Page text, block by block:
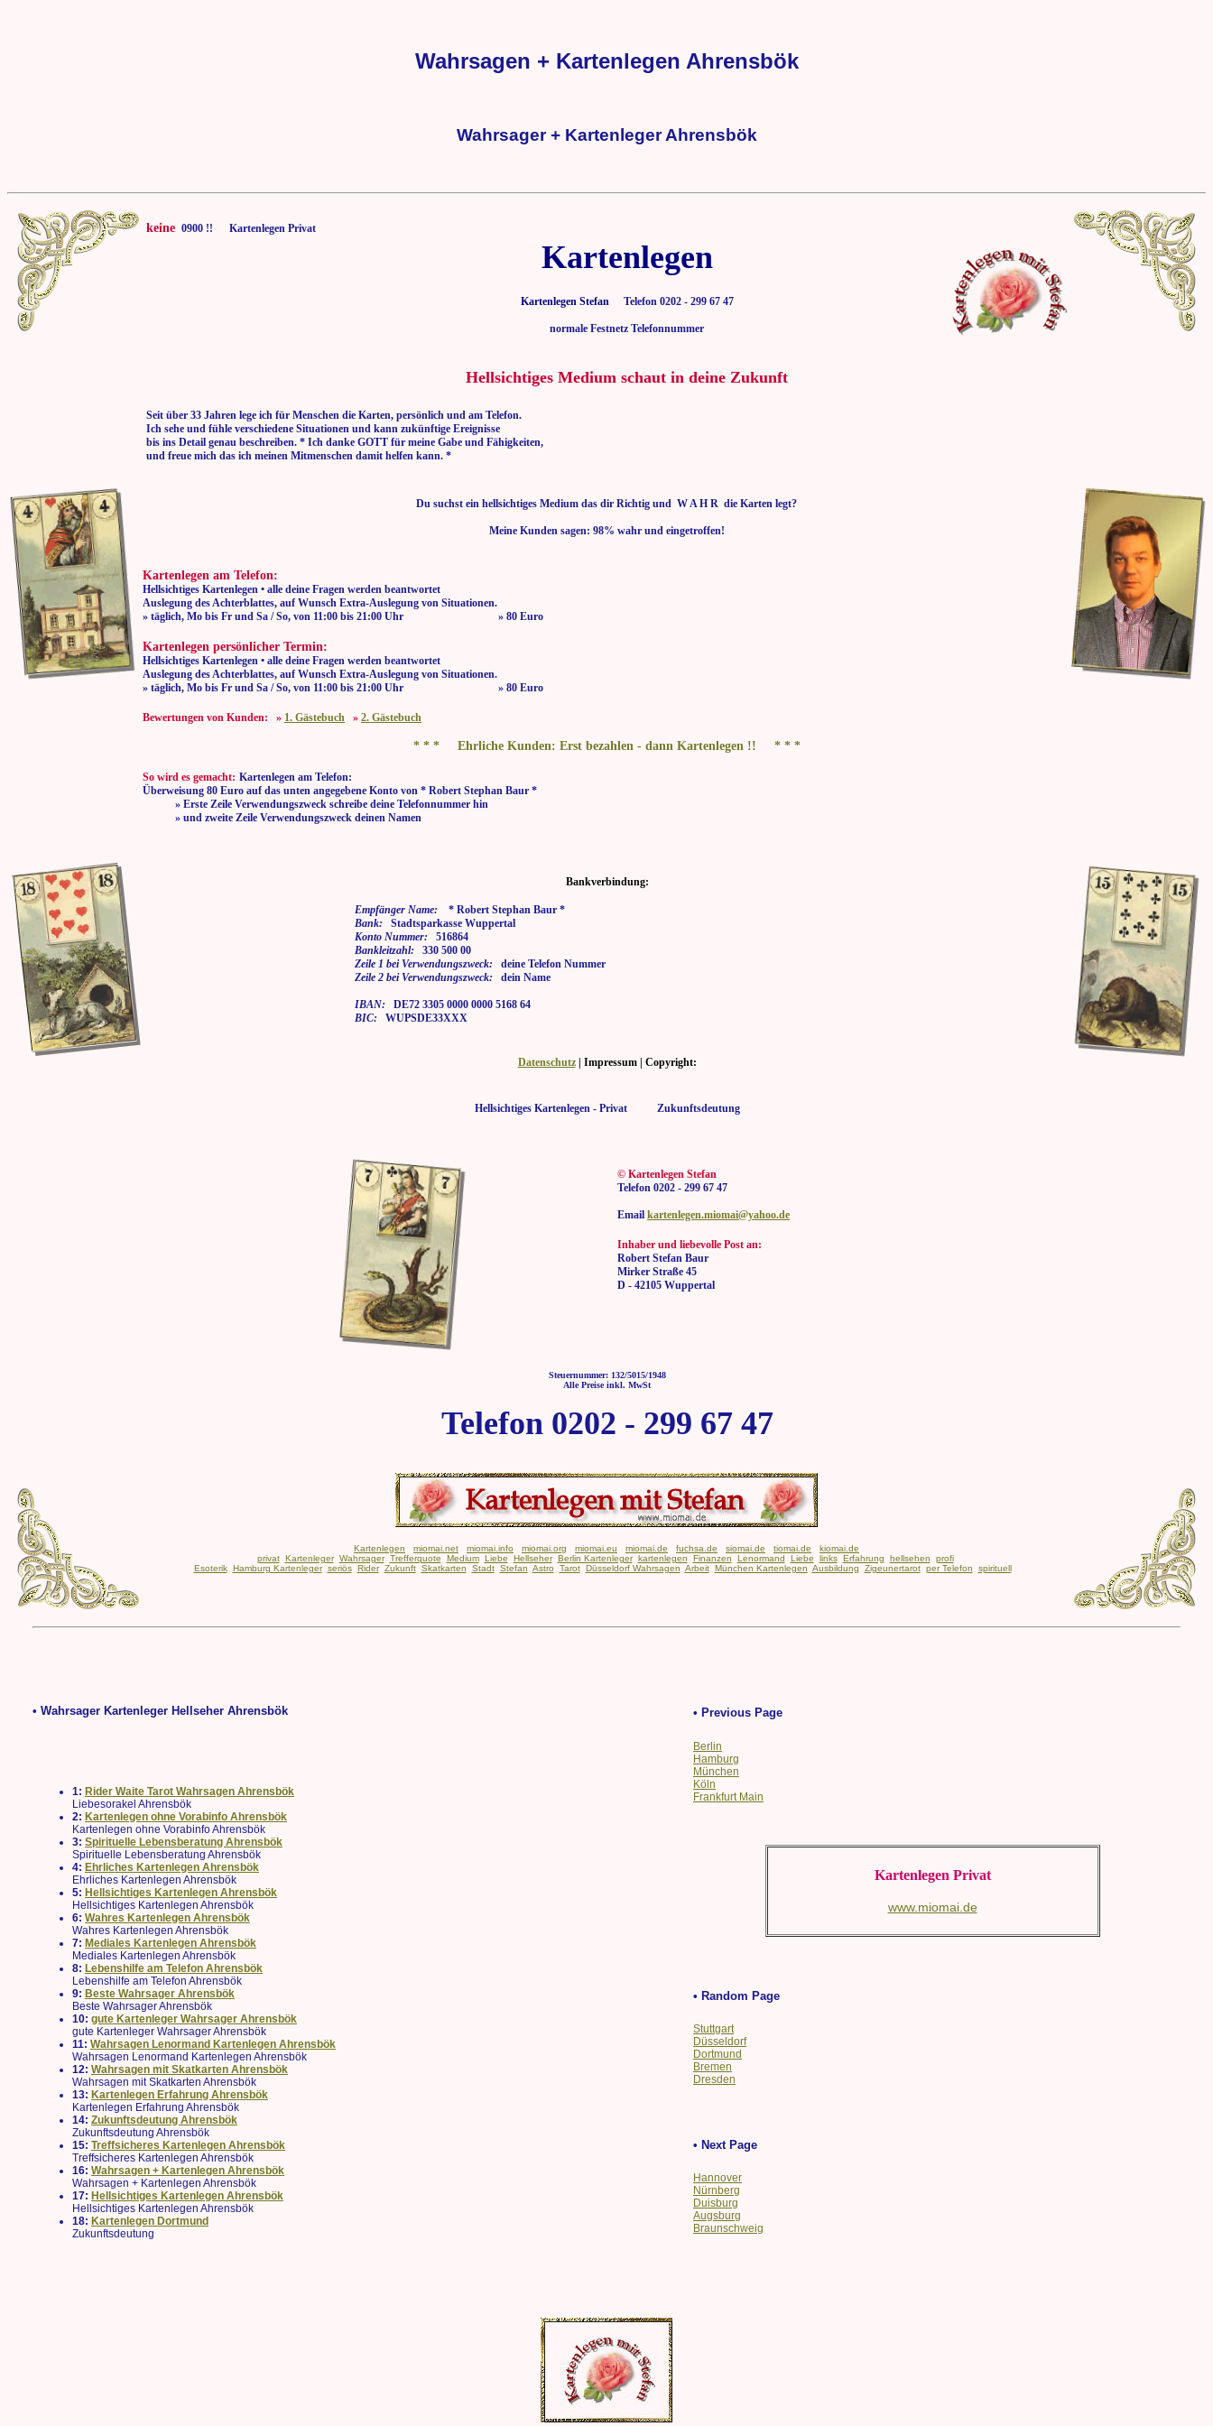
Wahrsagen + Kartenlegen Ahrensbök
Wahrsager + Kartenleger Ahrensbök
keine 0900 !! Kartenlegen Privat
Kartenlegen
Kartenlegen Stefan Telefon 0202 - 299 67 47
normale Festnetz Telefonnummer
Hellsichtiges Medium schaut in deine Zukunft
Seit über 33 Jahren lege ich für Menschen die Karten, persönlich und am Telefon.
Ich sehe und fühle verschiedene Situationen und kann zukünftige Ereignisse
bis ins Detail genau beschreiben. * Ich danke GOTT für meine Gabe und Fähigkeiten,
und freue mich das ich meinen Mitmenschen damit helfen kann. *
Du suchst ein hellsichtiges Medium das dir Richtig und W A H R die Karten legt?
Meine Kunden sagen: 98% wahr und eingetroffen!
Kartenlegen am Telefon:
Hellsichtiges Kartenlegen • alle deine Fragen werden beantwortet
Auslegung des Achterblattes, auf Wunsch Extra-Auslegung von Situationen.
» täglich, Mo bis Fr und Sa / So, von 11:00 bis 21:00 Uhr » 80 Euro
Kartenlegen persönlicher Termin:
Hellsichtiges Kartenlegen • alle deine Fragen werden beantwortet
Auslegung des Achterblattes, auf Wunsch Extra-Auslegung von Situationen.
» täglich, Mo bis Fr und Sa / So, von 11:00 bis 21:00 Uhr » 80 Euro
Bewertungen von Kunden: » 1. Gästebuch » 2. Gästebuch
* * * Ehrliche Kunden: Erst bezahlen - dann Kartenlegen !! * * *
So wird es gemacht: Kartenlegen am Telefon:
Überweisung 80 Euro auf das unten angegebene Konto von * Robert Stephan Baur *
» Erste Zeile Verwendungszweck schreibe deine Telefonnummer hin
» und zweite Zeile Verwendungszweck deinen Namen
Bankverbindung:
Empfänger Name: * Robert Stephan Baur *
Bank: Stadtsparkasse Wuppertal
Konto Nummer: 516864
Bankleitzahl: 330 500 00
Zeile 1 bei Verwendungszweck: deine Telefon Nummer
Zeile 2 bei Verwendungszweck: dein Name
IBAN: DE72 3305 0000 0000 5168 64
BIC: WUPSDE33XXX
Datenschutz| Impressum | Copyright:
Hellsichtiges Kartenlegen - Privat Zukunftsdeutung
© Kartenlegen Stefan
Telefon 0202 - 299 67 47
Email kartenlegen.miomai@yahoo.de
Inhaber und liebevolle Post an:
Robert Stefan Baur
Mirker Straße 45
D - 42105 Wuppertal
Steuernummer: 132/5015/1948
Alle Preise inkl. MwSt
Telefon 0202 - 299 67 47
Kartenlegen miomai.net miomai.info miomai.org miomai.eu miomai.de fuchsa.de siomai.de tiomai.de
kiomai.de
privat Kartenleger Wahrsager Trefferquote Medium Liebe Hellseher Berlin Kartenleger kartenlegen Finanzen Lenormand Liebe links Erfahrung hellsehen
profi
Esoterik Hamburg Kartenleger seriös Rider Zukunft Skatkarten Stadt Stefan Astro Tarot Düsseldorf Wahrsagen Arbeit München Kartenlegen Ausbildung Zigeunertarot per Telefon spirituell
• Wahrsager Kartenleger Hellseher Ahrensbök
1: Rider Waite Tarot Wahrsagen Ahrensbök
Liebesorakel Ahrensbök
2: Kartenlegen ohne Vorabinfo Ahrensbök
Kartenlegen ohne Vorabinfo Ahrensbök
3: Spirituelle Lebensberatung Ahrensbök
Spirituelle Lebensberatung Ahrensbök
4: Ehrliches Kartenlegen Ahrensbök
Ehrliches Kartenlegen Ahrensbök
5: Hellsichtiges Kartenlegen Ahrensbök
Hellsichtiges Kartenlegen Ahrensbök
6: Wahres Kartenlegen Ahrensbök
Wahres Kartenlegen Ahrensbök
7: Mediales Kartenlegen Ahrensbök
Mediales Kartenlegen Ahrensbök
8: Lebenshilfe am Telefon Ahrensbök
Lebenshilfe am Telefon Ahrensbök
9: Beste Wahrsager Ahrensbök
Beste Wahrsager Ahrensbök
10: gute Kartenleger Wahrsager Ahrensbök
gute Kartenleger Wahrsager Ahrensbök
11: Wahrsagen Lenormand Kartenlegen Ahrensbök
Wahrsagen Lenormand Kartenlegen Ahrensbök
12: Wahrsagen mit Skatkarten Ahrensbök
Wahrsagen mit Skatkarten Ahrensbök
13: Kartenlegen Erfahrung Ahrensbök
Kartenlegen Erfahrung Ahrensbök
14: Zukunftsdeutung Ahrensbök
Zukunftsdeutung Ahrensbök
15: Treffsicheres Kartenlegen Ahrensbök
Treffsicheres Kartenlegen Ahrensbök
16: Wahrsagen + Kartenlegen Ahrensbök
Wahrsagen + Kartenlegen Ahrensbök
17: Hellsichtiges Kartenlegen Ahrensbök
Hellsichtiges Kartenlegen Ahrensbök
18: Kartenlegen Dortmund
Zukunftsdeutung
• Previous Page
Berlin
Hamburg
München
Köln
Frankfurt Main
Kartenlegen Privat
www.miomai.de
• Random Page
Stuttgart
Düsseldorf
Dortmund
Bremen
Dresden
• Next Page
Hannover
Nürnberg
Duisburg
Augsburg
Braunschweig